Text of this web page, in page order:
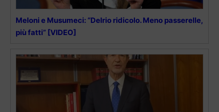
Meloni e Musumeci: “Delrio ridicolo. Meno passerelle,
più fatti” [VIDEO]